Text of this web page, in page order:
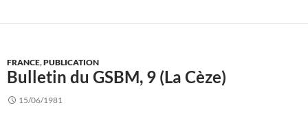
FRANCE,PUBLICATION
Bulletin du GSBM, 9 (La Cèze)
15/06/1981